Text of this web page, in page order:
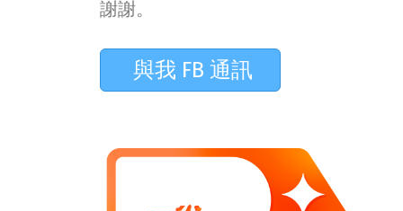
謝謝。
與我 FB 通訊